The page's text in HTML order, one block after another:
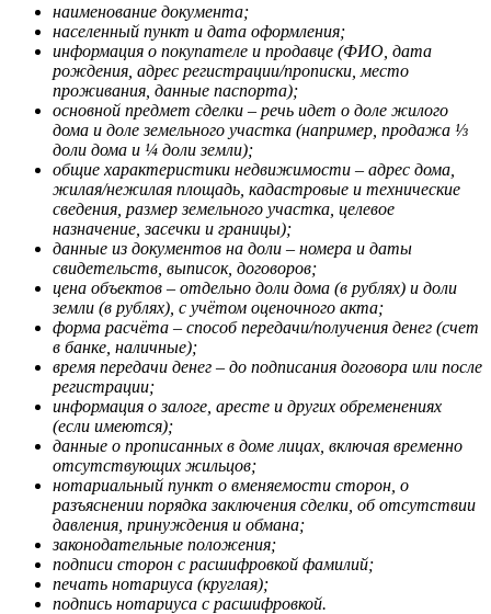
наименование документа;
населенный пункт и дата оформления;
информация о покупателе и продавце (ФИО, дата
рождения, адрес регистрации/прописки, место
проживания, данные паспорта);
основной предмет сделки – речь идет о доле жилого
дома и доле земельного участка (например, продажа ⅓
доли дома и ¼ доли земли);
общие характеристики недвижимости – адрес дома,
жилая/нежилая площадь, кадастровые и технические
сведения, размер земельного участка, целевое
назначение, засечки и границы);
данные из документов на доли – номера и даты
свидетельств, выписок, договоров;
цена объектов – отдельно доли дома (в рублях) и доли
земли (в рублях), с учётом оценочного акта;
форма расчёта – способ передачи/получения денег (счет
в банке, наличные);
время передачи денег – до подписания договора или после
регистрации;
информация о залоге, аресте и других обременениях
(если имеются);
данные о прописанных в доме лицах, включая временно
отсутствующих жильцов;
нотариальный пункт о вменяемости сторон, о
разъяснении порядка заключения сделки, об отсутствии
давления, принуждения и обмана;
законодательные положения;
подписи сторон с расшифровкой фамилий;
печать нотариуса (круглая);
подпись нотариуса с расшифровкой.